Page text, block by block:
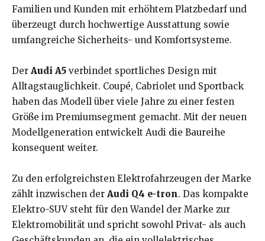
Familien und Kunden mit erhöhtem Platzbedarf und
überzeugt durch hochwertige Ausstattung sowie
umfangreiche Sicherheits- und Komfortsysteme.
Der Audi A5 verbindet sportliches Design mit
Alltagstauglichkeit. Coupé, Cabriolet und Sportback
haben das Modell über viele Jahre zu einer festen
Größe im Premiumsegment gemacht. Mit der neuen
Modellgeneration entwickelt Audi die Baureihe
konsequent weiter.
Zu den erfolgreichsten Elektrofahrzeugen der Marke
zählt inzwischen der Audi Q4 e-tron. Das kompakte
Elektro-SUV steht für den Wandel der Marke zur
Elektromobilität und spricht sowohl Privat- als auch